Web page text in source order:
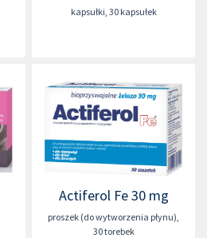
kapsułki, 30 kapsułek
Actiferol Fe 30 mg
proszek (do wytworzenia płynu),
30 torebek